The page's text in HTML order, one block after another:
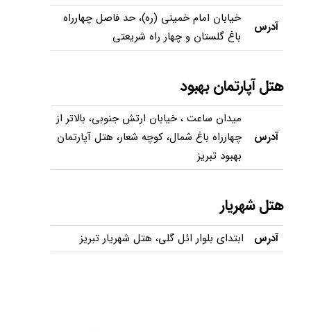
آدرس
خیابان امام خمینی (ره)، حد فاصل چهارراه
باغ گلستان و چهار راه شریعتی
هتل آپارتمان بهبود
آدرس
میدان ساعت ، خیابان ارتش جنوبی، بالاتر از
چهارراه باغ شمال، کوچه شعار، هتل آپارتمان
بهبود تبریز
هتل شهریار
آدرس ابتدای بلوار ائل گلی، هتل شهریار تبریز